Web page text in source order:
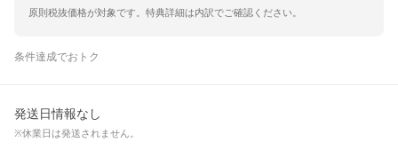
原則税抜価格が対象です。特典詳細は内訳でご確認ください。
条件達成でおトク
発送日情報なし
※休業日は発送されません。